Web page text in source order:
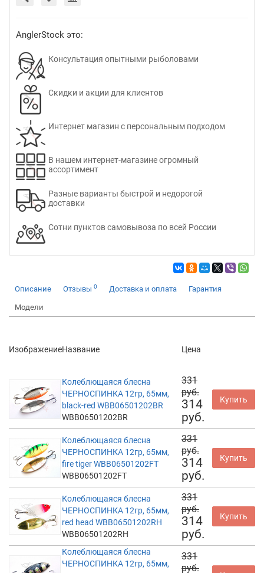
AnglerStock это:
Консультация опытными рыболовами
Скидки и акции для клиентов
Интернет магазин с персональным подходом
В нашем интернет-магазине огромный
ассортимент
Разные варианты быстрой и недорогой
доставки
Сотни пунктов самовывоза по всей России
Описание Отзывы 0 Доставка и оплата Гарантия
Модели
ИзображениеНазвание Цена
Колеблющаяся блесна
ЧЕРНОСПИНКА 12гр, 65мм,
black-red WBB06501202BR
WBB06501202BR
331
руб.
314
руб.
Купить
Колеблющаяся блесна
ЧЕРНОСПИНКА 12гр, 65мм,
fire tiger WBB06501202FT
WBB06501202FT
331
руб.
314
руб.
Купить
Колеблющаяся блесна
ЧЕРНОСПИНКА 12гр, 65мм,
red head WBB06501202RH
WBB06501202RH
331
руб.
314
руб.
Купить
Колеблющаяся блесна
ЧЕРНОСПИНКА 12гр, 65мм,
331
руб.